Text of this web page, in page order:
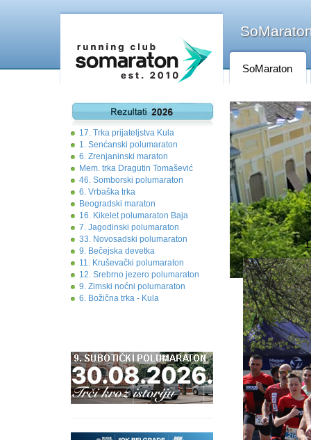
17. Trka prijateljstva Kula
1. Senćanski polumaraton
6. Zrenjaninski maraton
Mem. trka Dragutin Tomašević
46. Somborski polumaraton
6. Vrbaška trka
Beogradski maraton
16. Kikelet polumaraton Baja
7. Jagodinski polumaraton
33. Novosadski polumaraton
9. Bečejska devetka
11. Kruševački polumaraton
12. Srebrno jezero polumaraton
9. Zimski noćni polumaraton
6. Božična trka - Kula
SoMaraton